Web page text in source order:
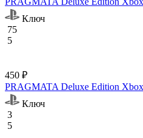
Ключ
75
5
450 ₽
PRAGMATA Deluxe Edition Xbox
Ключ
3
5